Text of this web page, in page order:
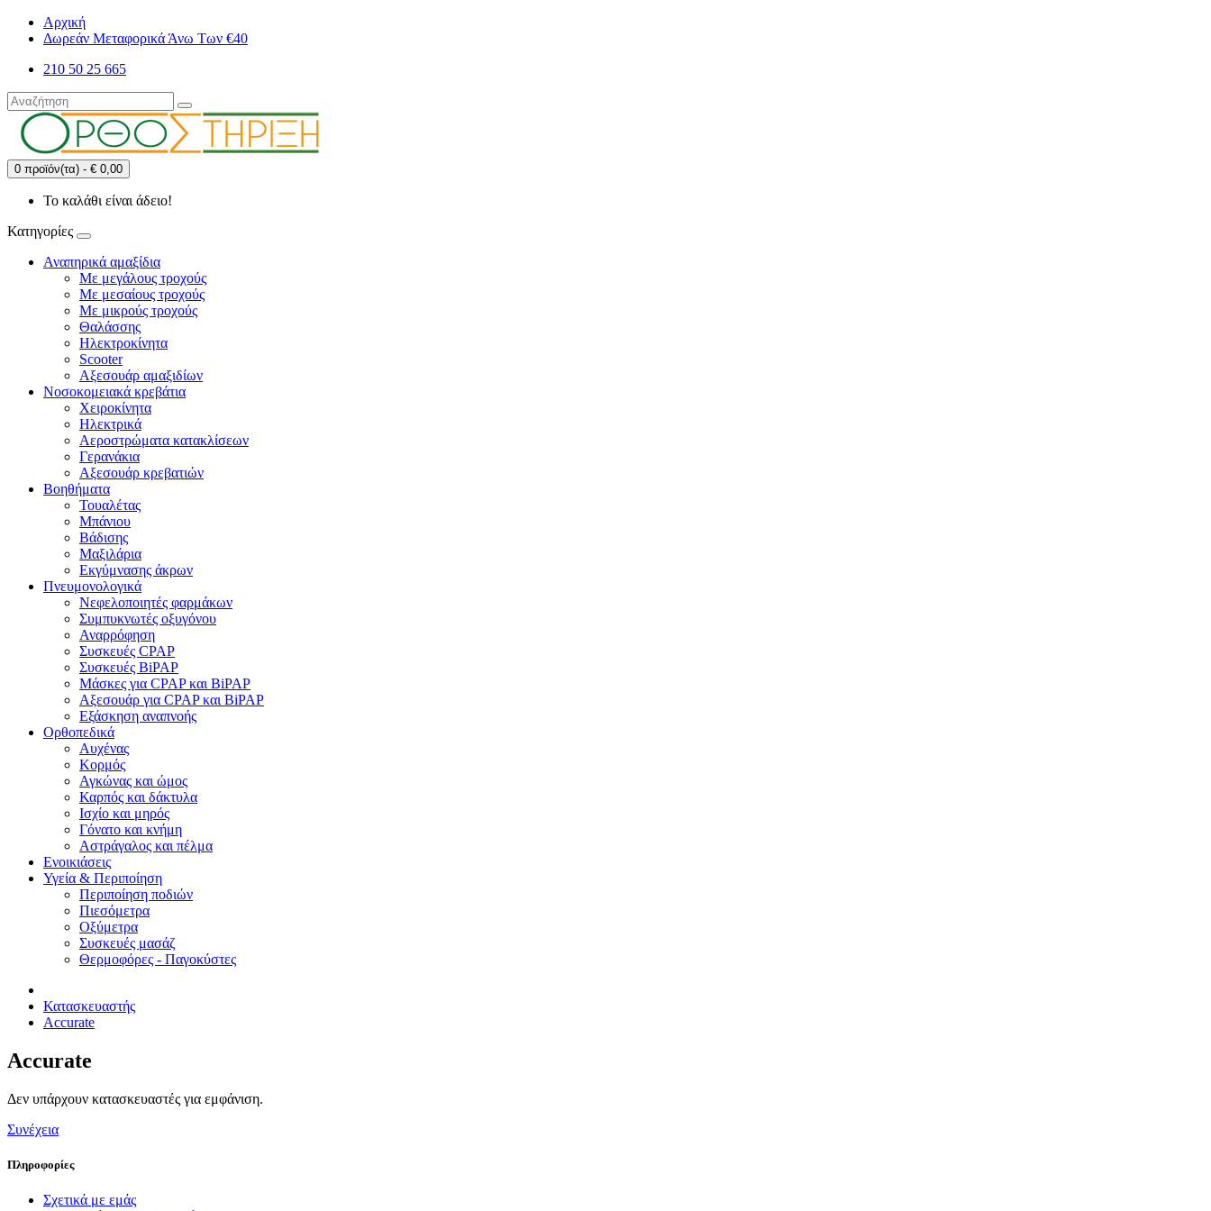
Αρχική
Δωρεάν Μεταφορικά Άνω Των €40
210 50 25 665
0 προϊόν(τα) - € 0,00
Το καλάθι είναι άδειο!
Κατηγορίες
Αναπηρικά αμαξίδια
Με μεγάλους τροχούς
Με μεσαίους τροχούς
Με μικρούς τροχούς
Θαλάσσης
Ηλεκτροκίνητα
Scooter
Αξεσουάρ αμαξιδίων
Νοσοκομειακά κρεβάτια
Χειροκίνητα
Ηλεκτρικά
Αεροστρώματα κατακλίσεων
Γερανάκια
Αξεσουάρ κρεβατιών
Βοηθήματα
Τουαλέτας
Μπάνιου
Βάδισης
Μαξιλάρια
Εκγύμνασης άκρων
Πνευμονολογικά
Νεφελοποιητές φαρμάκων
Συμπυκνωτές οξυγόνου
Αναρρόφηση
Συσκευές CPAP
Συσκευές BiPAP
Μάσκες για CPAP και BiPAP
Αξεσουάρ για CPAP και BiPAP
Εξάσκηση αναπνοής
Ορθοπεδικά
Αυχένας
Κορμός
Αγκώνας και ώμος
Καρπός και δάκτυλα
Ισχίο και μηρός
Γόνατο και κνήμη
Αστράγαλος και πέλμα
Ενοικιάσεις
Υγεία & Περιποίηση
Περιποίηση ποδιών
Πιεσόμετρα
Οξύμετρα
Συσκευές μασάζ
Θερμοφόρες - Παγοκύστες
Κατασκευαστής
Accurate
Accurate
Δεν υπάρχουν κατασκευαστές για εμφάνιση.
Συνέχεια
Πληροφορίες
Σχετικά με εμάς